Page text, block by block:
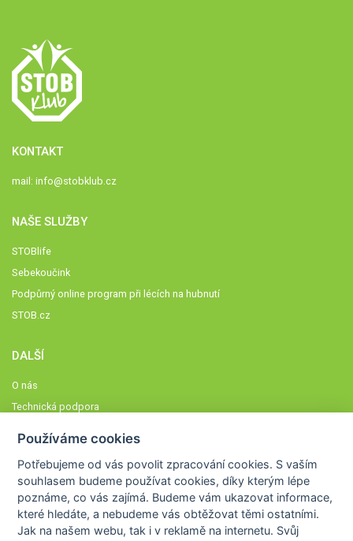
KONTAKT
mail: info@stobklub.cz
NAŠE SLUŽBY
STOBlife
Sebekoučink
Podpůrný online program při lécích na hubnutí
STOB.cz
DALŠÍ
O nás
Technická podpora
Členové STOBklubu
Zásady nakládání s osobními údaji
Otestujte se
Spočítejte si
Používáme cookies
Potřebujeme od vás povolit zpracování cookies. S vaším
souhlasem budeme používat cookies, díky kterým lépe
poznáme,co vás zajímá. Budeme vám ukazovat informace,
které hledáte, a nebudeme vás obtěžovat těmi ostatními.
Jak na našem webu, tak i v reklamě na internetu. Svůj